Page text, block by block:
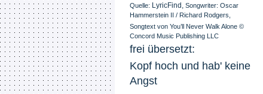
Quelle: LyricFind Songwriter: Oscar
Hammerstein II / Richard Rodgers,
Songtext von You’ll Never Walk Alone ©
Concord Music Publishing LLC
frei übersetzt:
Kopf hoch und hab' keine
Angst